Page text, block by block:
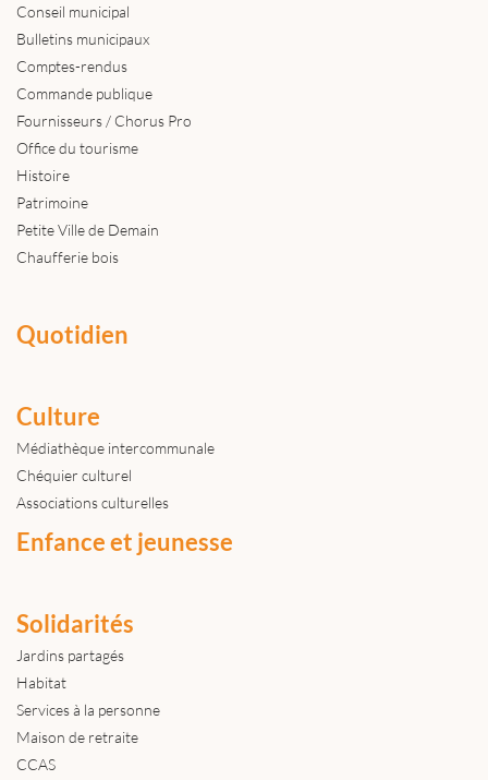
Conseil municipal
Bulletins municipaux
Comptes-rendus
Commande publique
Fournisseurs / Chorus Pro
Office du tourisme
Histoire
Patrimoine
Petite Ville de Demain
Chaufferie bois
Quotidien
Culture
Médiathèque intercommunale
Chéquier culturel
Associations culturelles
Enfance et jeunesse
Solidarités
Jardins partagés
Habitat
Services à la personne
Maison de retraite
CCAS